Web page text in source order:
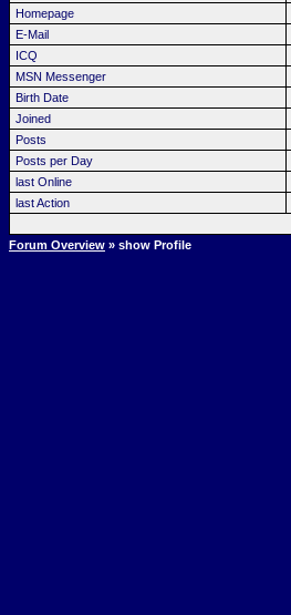
Homepage
E-Mail
ICQ
MSN Messenger
Birth Date
Joined
Posts
Posts per Day
last Online
last Action
Forum Overview » show Profile